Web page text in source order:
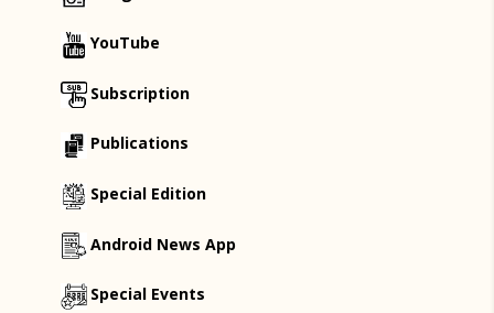
YouTube
Subscription
Publications
Special Edition
Android News App
Special Events